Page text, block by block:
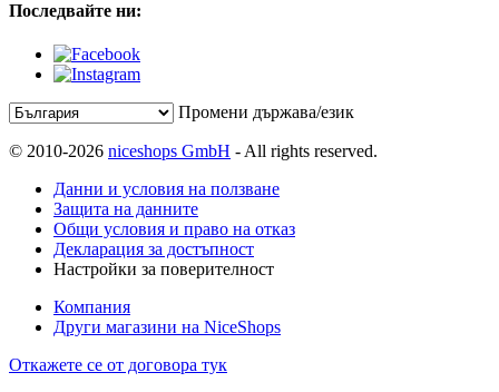
Последвайте ни:
Промени държава/език
© 2010-2026 niceshops GmbH - All rights reserved.
Данни и условия на ползване
Защита на данните
Общи условия и право на отказ
Декларация за достъпност
Настройки за поверителност
Компания
Други магазини на NiceShops
Откажете се от договора тук